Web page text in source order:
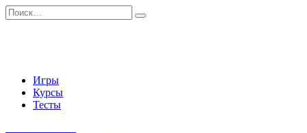
Перейти
к
Search
for:
Игры
Курсы
Тесты